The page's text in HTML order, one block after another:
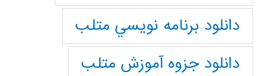
دانلود برنامه نويسي متلب
دانلود جزوه آموزش متلب